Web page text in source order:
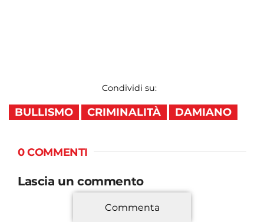
Condividi su:
BULLISMO CRIMINALITÀ DAMIANO
0 COMMENTI
Lascia un commento
*
Commenta